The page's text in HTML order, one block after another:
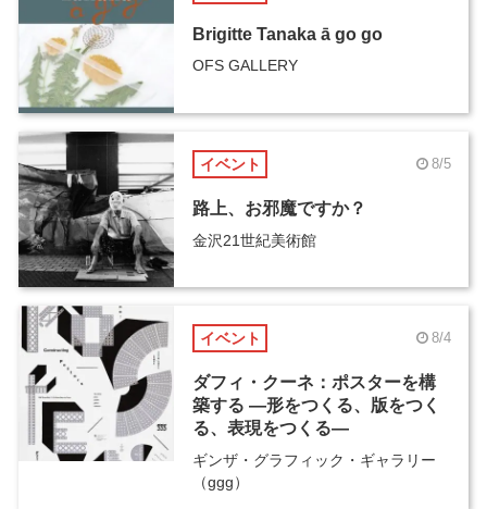
Brigitte Tanaka ā go go
OFS GALLERY
イベント 8/5
路上、お邪魔ですか？
金沢21世紀美術館
イベント 8/4
ダフィ・クーネ：ポスターを構
築する ―形をつくる、版をつく
る、表現をつくる―
ギンザ・グラフィック・ギャラリー
（ggg）